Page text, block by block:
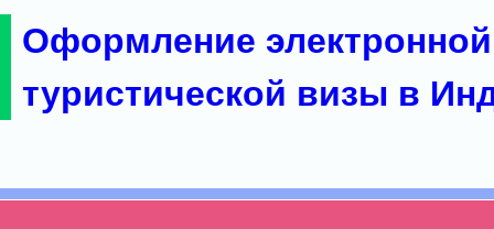
Оформление электронной
туристической визы в